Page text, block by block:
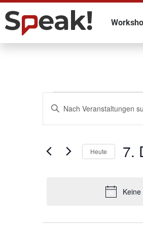
Such-
Schlüsselwort
eingeben.
Sie
Schlüsselwort.
Heute 7.
aus.